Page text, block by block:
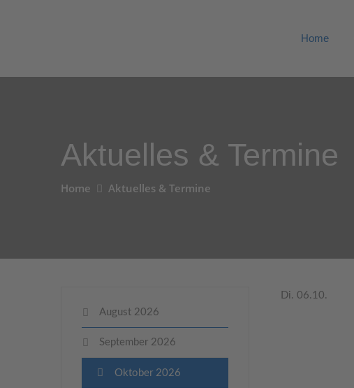
Home
Aktuelles & Termine
Home Aktuelles & Termine
August 2026
September 2026
Oktober 2026
Di. 06.10.